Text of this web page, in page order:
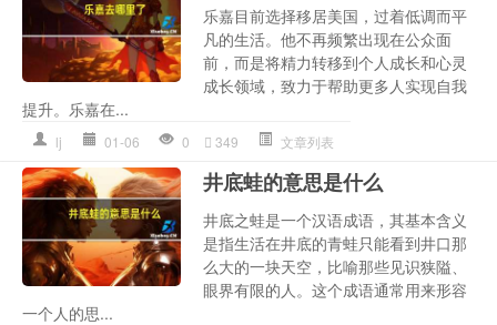
乐嘉目前选择移居美国，过着低调而平
凡的生活。他不再频繁出现在公众面
前，而是将精力转移到个人成长和心灵
成长领域，致力于帮助更多人实现自我
提升。乐嘉在...
lj 01-06 0 349 文章列表
井底蛙的意思是什么
井底之蛙是一个汉语成语，其基本含义
是指生活在井底的青蛙只能看到井口那
么大的一块天空，比喻那些见识狭隘、
眼界有限的人。这个成语通常用来形容
一个人的思...